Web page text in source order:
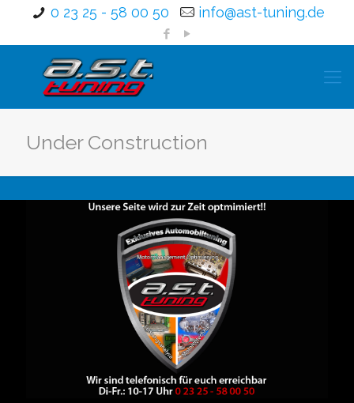
0 23 25 - 58 00 50 info@ast-tuning.de
Under Construction